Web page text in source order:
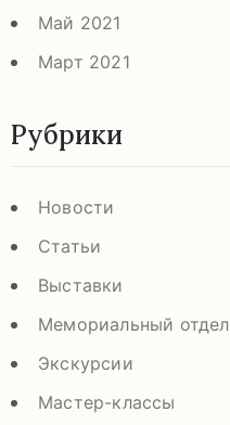
Май 2021
Март 2021
Рубрики
Новости
Статьи
Выставки
Мемориальный отдел
Экскурсии
Мастер-классы